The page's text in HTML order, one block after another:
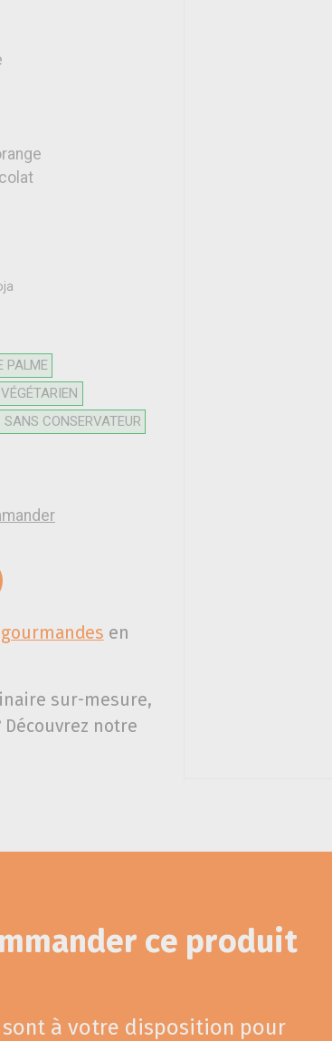
PALME
VÉGÉTARIEN
SANS CONSERVATEUR
en
sur-mesure,
notre
ce produit
sont à votre disposition pour